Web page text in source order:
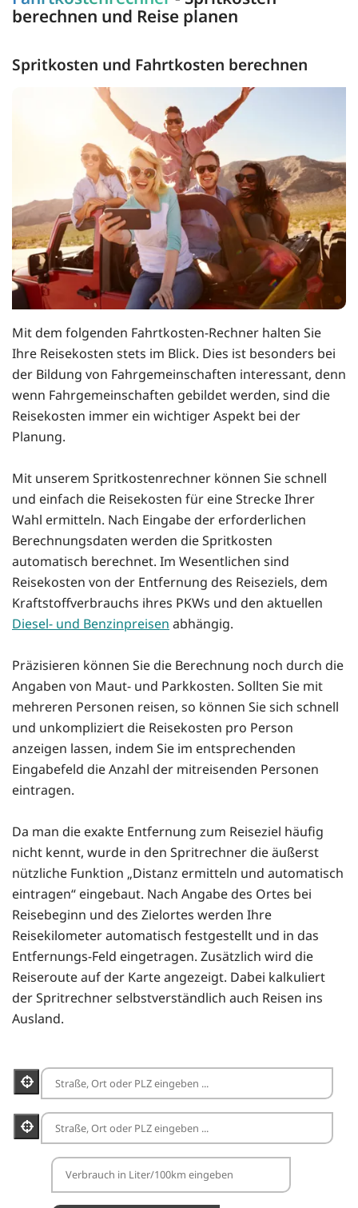
berechnen und Reise planen
Spritkosten und Fahrtkosten berechnen
Mit dem folgenden Fahrtkosten-Rechner halten Sie
Ihre Reisekosten stets im Blick. Dies ist besonders bei
der Bildung von Fahrgemeinschaften interessant, denn
wenn Fahrgemeinschaften gebildet werden, sind die
Reisekosten immer ein wichtiger Aspekt bei der
Planung.
Mit unserem Spritkostenrechner können Sie schnell
und einfach die Reisekosten für eine Strecke Ihrer
Wahl ermitteln. Nach Eingabe der erforderlichen
Berechnungsdaten werden die Spritkosten
automatisch berechnet. Im Wesentlichen sind
Reisekosten von der Entfernung des Reiseziels, dem
Kraftstoffverbrauchs ihres PKWs und den aktuellen
Diesel- und Benzinpreisen abhängig.
Präzisieren können Sie die Berechnung noch durch die
Angaben von Maut- und Parkkosten. Sollten Sie mit
mehreren Personen reisen, so können Sie sich schnell
und unkompliziert die Reisekosten pro Person
anzeigen lassen, indem Sie im entsprechenden
Eingabefeld die Anzahl der mitreisenden Personen
eintragen.
Da man die exakte Entfernung zum Reiseziel häufig
nicht kennt, wurde in den Spritrechner die äußerst
nützliche Funktion „Distanz ermitteln und automatisch
eintragen“ eingebaut. Nach Angabe des Ortes bei
Reisebeginn und des Zielortes werden Ihre
Reisekilometer automatisch festgestellt und in das
Entfernungs-Feld eingetragen. Zusätzlich wird die
Reiseroute auf der Karte angezeigt. Dabei kalkuliert
der Spritrechner selbstverständlich auch Reisen ins
Ausland.